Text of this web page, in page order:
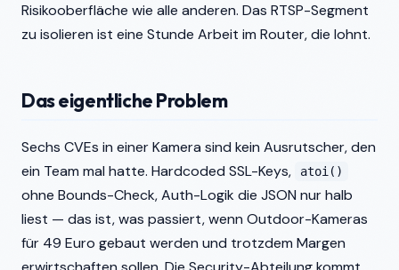
Risikooberfläche wie alle anderen. Das RTSP-Segment
zu isolieren ist eine Stunde Arbeit im Router, die lohnt.
Das eigentliche Problem
Sechs CVEs in einer Kamera sind kein Ausrutscher, den
ein Team mal hatte. Hardcoded SSL-Keys,
atoi()
ohne Bounds-Check, Auth-Logik die JSON nur halb
liest — das ist, was passiert, wenn Outdoor-Kameras
für 49 Euro gebaut werden und trotzdem Margen